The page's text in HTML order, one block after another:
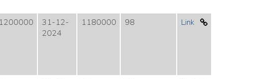
1200000
31-12-
2024
1180000 98 Link